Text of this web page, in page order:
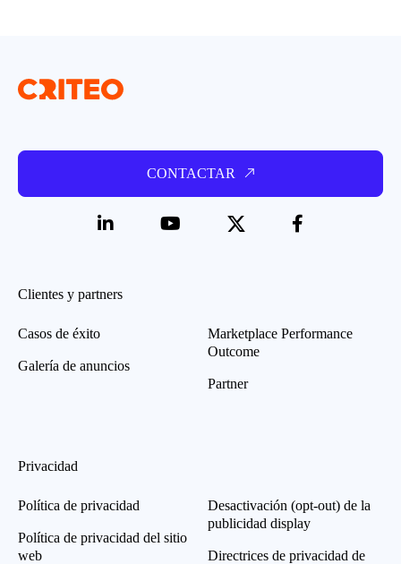
CONTACTAR
Clientes y partners
Casos de éxito
Galería de anuncios
Marketplace Performance
Outcome
Partner
Privacidad
Política de privacidad
Política de privacidad del sitio
web
Desactivación (opt-out) de la
publicidad display
Directrices de privacidad de